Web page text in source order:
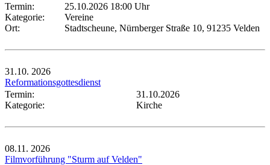
Termin:
25.10.2026 18:00 Uhr
Kategorie:
Vereine
Ort:
Stadtscheune, Nürnberger Straße 10, 91235 Velden
31.10. 2026
Reformationsgottesdienst
Termin:
31.10.2026
Kategorie:
Kirche
08.11. 2026
Filmvorführung "Sturm auf Velden"